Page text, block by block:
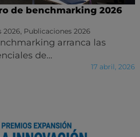
de benchmarking 2026
2026, Publicaciones 2026
arranca las
de…
17 abril, 2026